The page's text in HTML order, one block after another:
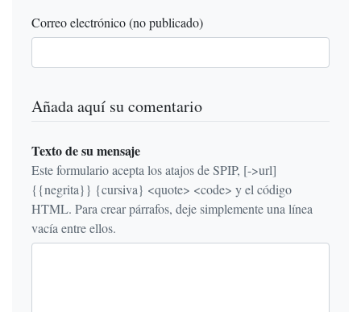
Correo electrónico (no publicado)
Añada aquí su comentario
Texto de su mensaje
Este formulario acepta los atajos de SPIP, [->url]
{{negrita}} {cursiva} <quote> <code> y el código
HTML. Para crear párrafos, deje simplemente una línea
vacía entre ellos.